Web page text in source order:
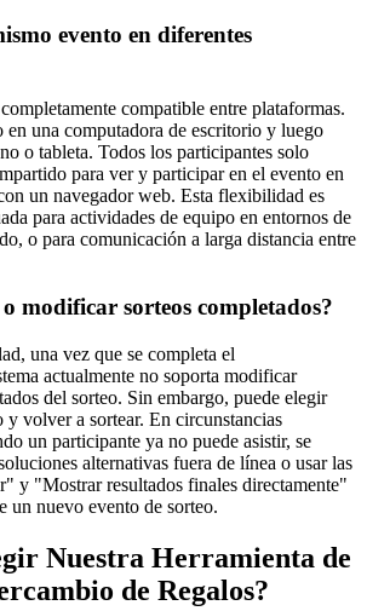
evento en diferentes
compatible entre plataformas.
en una computadora de escritorio y luego
o tableta. Todos los participantes solo
para ver y participar en el evento en
un navegador web. Esta flexibilidad es
para actividades de equipo en entornos de
o para comunicación a larga distancia entre
modificar sorteos completados?
una vez que se completa el
actualmente no soporta modificar
del sorteo. Sin embargo, puede elegir
y volver a sortear. En circunstancias
un participante ya no puede asistir, se
alternativas fuera de línea o usar las
y "Mostrar resultados finales directamente"
un nuevo evento de sorteo.
Nuestra Herramienta de
de Regalos?